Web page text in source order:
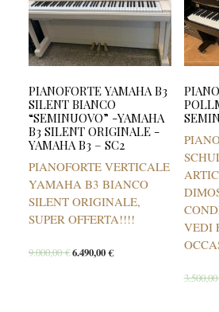
PIANOFORTE YAMAHA B3
SILENT BIANCO
“SEMINUOVO” -YAMAHA
B3 SILENT ORIGINALE -
YAMAHA B3 – SC2
PIANOFORTE VERTICALE
YAMAHA B3 BIANCO
SILENT ORIGINALE,
SUPER OFFERTA!!!!
9.000,00€6.490,00€
VEDI